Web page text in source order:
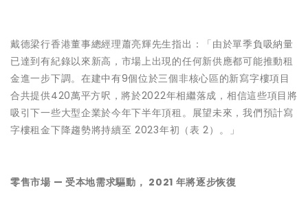
戴德梁行香港董事總經理蕭亮輝先生指出：「由於單季負吸納量
已達到有紀錄以來新高，市場上出現的任何新供應都可能推動租
金進一步下調。在建中有9個位於三個非核心區的新寫字樓項目
合共提供420萬平方呎，將於2022年相繼落成，相信這些項目將
吸引下一些大型企業於今年下半年頂租。展望未來，我們預計寫
字樓租金下降趨勢將持續至 2023年初（表 2）。」
零售市場 — 受本地需求驅動， 2021 年將逐步恢復